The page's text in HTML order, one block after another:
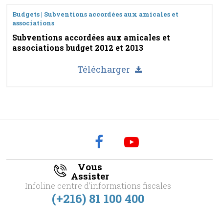
Budgets | Subventions accordées aux amicales et
associations
Subventions accordées aux amicales et
associations budget 2012 et 2013
Télécharger
Vous
Assister
Infoline centre d'informations fiscales
(+216) 81 100 400